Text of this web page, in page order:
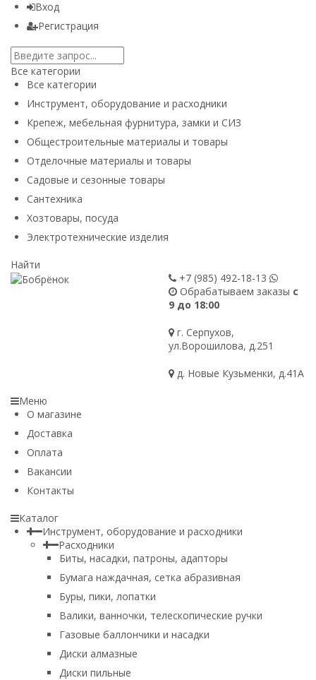
Вход
Регистрация
Все категории
Все категории
Инструмент, оборудование и расходники
Крепеж, мебельная фурнитура, замки и СИЗ
Общестроительные материалы и товары
Отделочные материалы и товары
Садовые и сезонные товары
Сантехника
Хозтовары, посуда
Электротехнические изделия
Найти
+7 (985) 492-18-13
Обрабатываем заказы с
9 до 18:00
г. Серпухов,
ул.Ворошилова, д.251
д. Новые Кузьменки, д.41А
Меню
О магазине
Доставка
Оплата
Вакансии
Контакты
Каталог
Инструмент, оборудование и расходники
Расходники
Биты, насадки, патроны, адапторы
Бумага наждачная, сетка абразивная
Буры, пики, лопатки
Валики, ванночки, телескопические ручки
Газовые баллончики и насадки
Диски алмазные
Диски пильные